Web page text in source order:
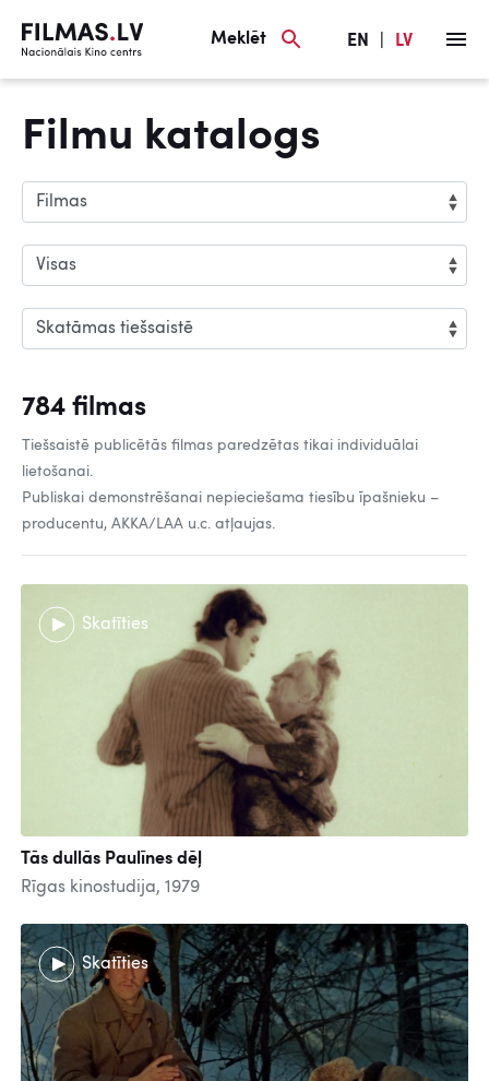
Meklēt EN LV
Filmu katalogs
784 filmas
Tiešsaistē publicētās filmas paredzētas tikai individuālai
lietošanai.
Publiskai demonstrēšanai nepieciešama tiesību īpašnieku –
producentu, AKKA/LAA u.c. atļaujas.
Skatīties
Tās dullās Paulīnes dēļ
Rīgas kinostudija, 1979
Skatīties